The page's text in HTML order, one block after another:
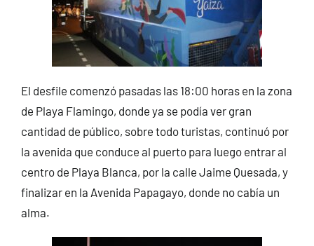
El desfile comenzó pasadas las 18:00 horas en la zona
de Playa Flamingo, donde ya se podía ver gran
cantidad de público, sobre todo turistas, continuó por
la avenida que conduce al puerto para luego entrar al
centro de Playa Blanca, por la calle Jaime Quesada, y
finalizar en la Avenida Papagayo, donde no cabía un
alma.